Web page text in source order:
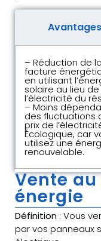
Avantages
– Réduction de la
facture
en utilisant
solaire au lieu de
l’électricité du
– Moins
des fluctuations
prix de
Écologique, car
utilisez une
renouvelable.
Vente
énergie
Définition : Vous
par vos panneaux